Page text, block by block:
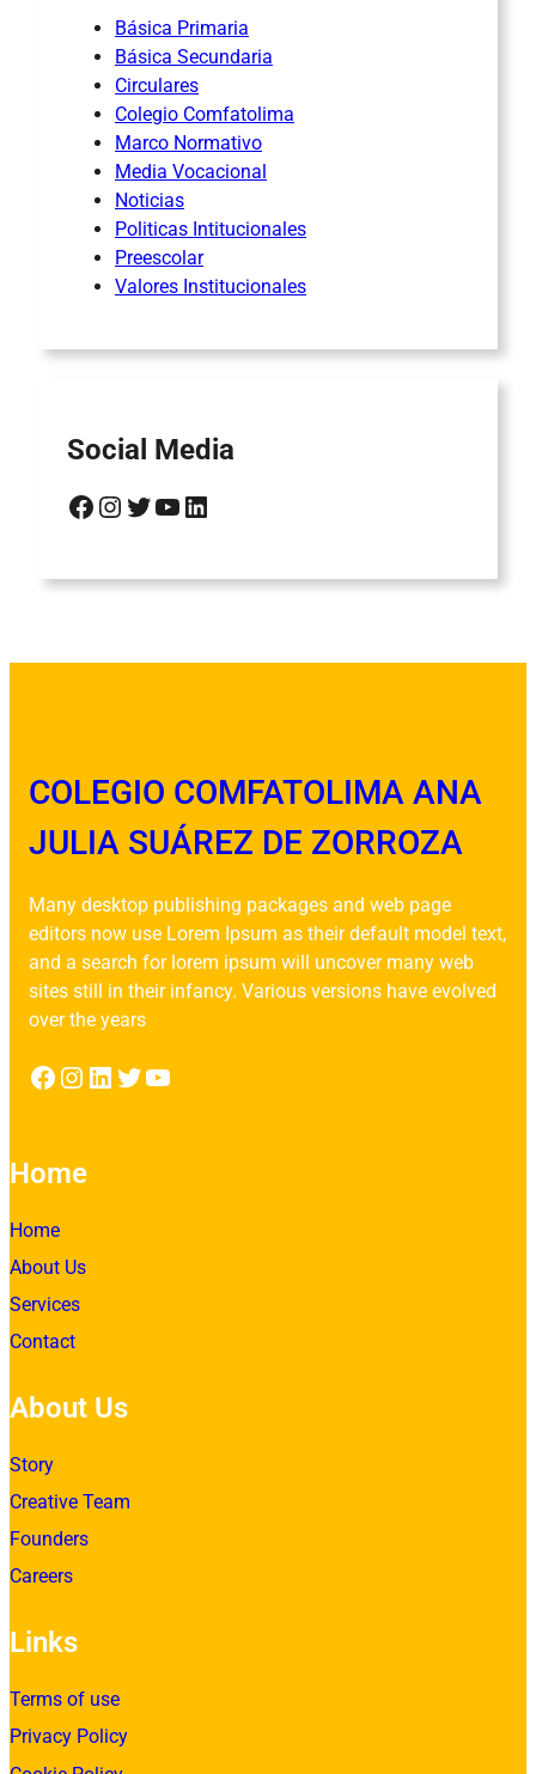
Básica Primaria
Básica Secundaria
Circulares
Colegio Comfatolima
Marco Normativo
Media Vocacional
Noticias
Politicas Intitucionales
Preescolar
Valores Institucionales
Social Media
Facebook Instagram Twitter YouTube LinkedIn
COLEGIO COMFATOLIMA ANA
JULIA SUÁREZ DE ZORROZA
Many desktop publishing packages and web page
editors now use Lorem Ipsum as their default model text,
and a search for lorem ipsum will uncover many web
sites still in their infancy. Various versions have evolved
over the years
Facebook Instagram LinkedIn Twitter YouTube
Home
Home
About Us
Services
Contact
About Us
Story
Creative Team
Founders
Careers
Links
Terms of use
Privacy Policy